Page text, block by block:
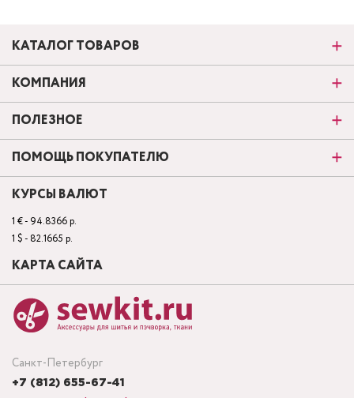
Санкт-Петербург
+7 (812) 655-67-41
КАТАЛОГ ТОВАРОВ
КОМПАНИЯ
ПОЛЕЗНОЕ
ПОМОЩЬ ПОКУПАТЕЛЮ
КУРСЫ ВАЛЮТ
1 € - 94.8366 р.
1 $ - 82.1665 р.
КАРТА САЙТА